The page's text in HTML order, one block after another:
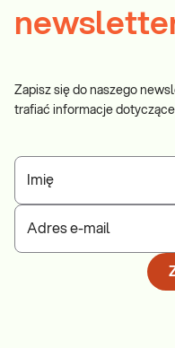
Zapisz się do naszego
trafiać informacje
Imię
Adres e-mail